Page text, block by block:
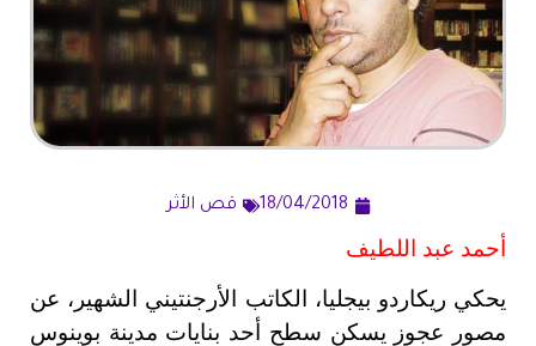
18/04/2018 قص الأثر
أحمد عبد اللطيف
يحكي ريكاردو بيجليا، الكاتب الأرجنتيني الشهير، عن
مصور عجوز يسكن سطح أحد بنايات مدينة بوينوس